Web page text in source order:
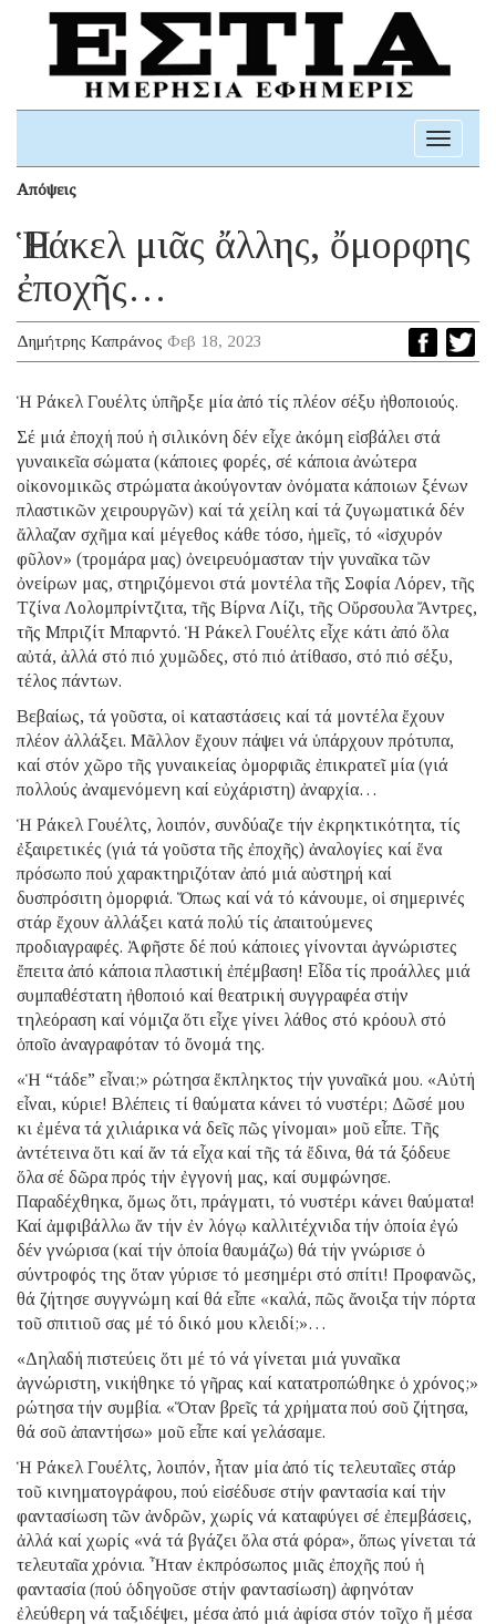
Toggle
Απόψεις
Ἡ Ράκελ μιᾶς ἄλλης, ὄμορφης
ἐποχῆς…
Δημήτρης Καπράνος Φεβ 18, 2023
Ἡ Ράκελ Γουέλτς ὑπῆρξε μία ἀπό τίς πλέον σέξυ ἠθοποιούς.
Σέ μιά ἐποχή πού ἡ σιλικόνη δέν εἶχε ἀκόμη εἰσβάλει στά
γυναικεῖα σώματα (κάποιες φορές, σέ κάποια ἀνώτερα
οἰκονομικῶς στρώματα ἀκούγονταν ὀνόματα κάποιων ξένων
πλαστικῶν χειρουργῶν) καί τά χείλη καί τά ζυγωματικά δέν
ἄλλαζαν σχῆμα καί μέγεθος κάθε τόσο, ἡμεῖς, τό «ἰσχυρόν
φῦλον» (τρομάρα μας) ὀνειρευόμασταν τήν γυναῖκα τῶν
ὀνείρων μας, στηριζόμενοι στά μοντέλα τῆς Σοφία Λόρεν, τῆς
Τζίνα Λολομπρίντζιτα, τῆς Βίρνα Λίζι, τῆς Οὔρσουλα Ἄντρες,
τῆς Μπριζίτ Μπαρντό. Ἡ Ράκελ Γουέλτς εἶχε κάτι ἀπό ὅλα
αὐτά, ἀλλά στό πιό χυμῶδες, στό πιό ἀτίθασο, στό πιό σέξυ,
τέλος πάντων.
Βεβαίως, τά γοῦστα, οἱ καταστάσεις καί τά μοντέλα ἔχουν
πλέον ἀλλάξει. Μᾶλλον ἔχουν πάψει νά ὑπάρχουν πρότυπα,
καί στόν χῶρο τῆς γυναικείας ὀμορφιᾶς ἐπικρατεῖ μία (γιά
πολλούς ἀναμενόμενη καί εὐχάριστη) ἀναρχία…
Ἡ Ράκελ Γουέλτς, λοιπόν, συνδύαζε τήν ἐκρηκτικότητα, τίς
ἐξαιρετικές (γιά τά γοῦστα τῆς ἐποχῆς) ἀναλογίες καί ἕνα
πρόσωπο πού χαρακτηριζόταν ἀπό μιά αὐστηρή καί
δυσπρόσιτη ὀμορφιά. Ὅπως καί νά τό κάνουμε, οἱ σημερινές
στάρ ἔχουν ἀλλάξει κατά πολύ τίς ἀπαιτούμενες
προδιαγραφές. Ἀφῆστε δέ πού κάποιες γίνονται ἀγνώριστες
ἔπειτα ἀπό κάποια πλαστική ἐπέμβαση! Εἶδα τίς προάλλες μιά
συμπαθέστατη ἠθοποιό καί θεατρική συγγραφέα στήν
τηλεόραση καί νόμιζα ὅτι εἶχε γίνει λάθος στό κρόουλ στό
ὁποῖο ἀναγραφόταν τό ὄνομά της.
«Ἡ “τάδε” εἶναι;» ρώτησα ἔκπληκτος τήν γυναῖκά μου. «Αὐτή
εἶναι, κύριε! Βλέπεις τί θαύματα κάνει τό νυστέρι; Δῶσέ μου
κι ἐμένα τά χιλιάρικα νά δεῖς πῶς γίνομαι» μοῦ εἶπε. Τῆς
ἀντέτεινα ὅτι καί ἄν τά εἶχα καί τῆς τά ἔδινα, θά τά ξόδευε
ὅλα σέ δῶρα πρός τήν ἐγγονή μας, καί συμφώνησε.
Παραδέχθηκα, ὅμως ὅτι, πράγματι, τό νυστέρι κάνει θαύματα!
Καί ἀμφιβάλλω ἄν τήν ἐν λόγῳ καλλιτέχνιδα τήν ὁποία ἐγώ
δέν γνώρισα (καί τήν ὁποία θαυμάζω) θά τήν γνώρισε ὁ
σύντροφός της ὅταν γύρισε τό μεσημέρι στό σπίτι! Προφανῶς,
θά ζήτησε συγγνώμη καί θά εἶπε «καλά, πῶς ἄνοιξα τήν πόρτα
τοῦ σπιτιοῦ σας μέ τό δικό μου κλειδί;»…
«Δηλαδή πιστεύεις ὅτι μέ τό νά γίνεται μιά γυναῖκα
ἀγνώριστη, νικήθηκε τό γῆρας καί κατατροπώθηκε ὁ χρόνος;»
ρώτησα τήν συμβία. «Ὅταν βρεῖς τά χρήματα πού σοῦ ζήτησα,
θά σοῦ ἀπαντήσω» μοῦ εἶπε καί γελάσαμε.
Ἡ Ράκελ Γουέλτς, λοιπόν, ἦταν μία ἀπό τίς τελευταῖες στάρ
τοῦ κινηματογράφου, πού εἰσέδυσε στήν φαντασία καί τήν
φαντασίωση τῶν ἀνδρῶν, χωρίς νά καταφύγει σέ ἐπεμβάσεις,
ἀλλά καί χωρίς «νά τά βγάζει ὅλα στά φόρα», ὅπως γίνεται τά
τελευταῖα χρόνια. Ἦταν ἐκπρόσωπος μιᾶς ἐποχῆς πού ἡ
φαντασία (πού ὁδηγοῦσε στήν φαντασίωση) ἀφηνόταν
ἐλεύθερη νά ταξιδέψει, μέσα ἀπό μιά ἀφίσα στόν τοῖχο ἤ μέσα